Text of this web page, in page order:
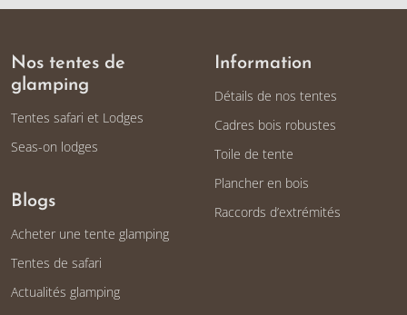
Nos tentes de
glamping
Tentes safari et Lodges
Seas-on lodges
Blogs
Acheter une tente glamping
Tentes de safari
Actualités glamping
Information
Détails de nos tentes
Cadres bois robustes
Toile de tente
Plancher en bois
Raccords d’extrémités